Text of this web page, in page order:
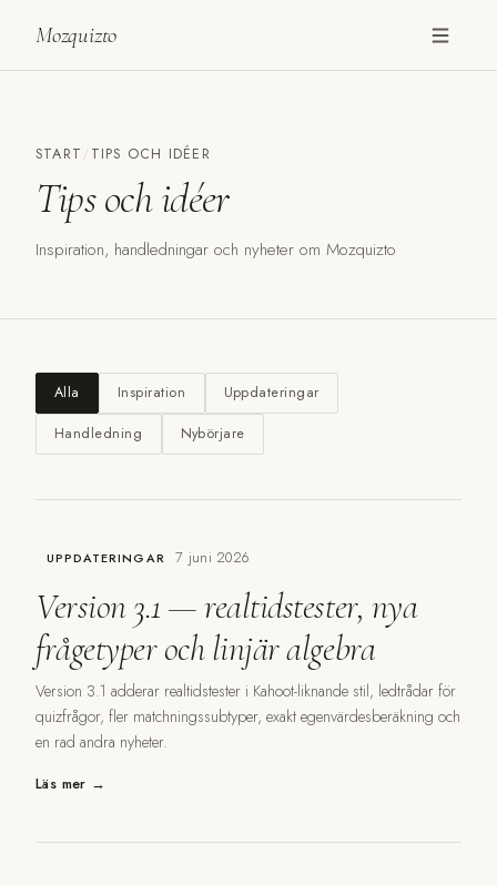
Mozquizto
START/TIPS OCH IDÉER
Tips och idéer
Inspiration, handledningar och nyheter om Mozquizto
Alla Inspiration Uppdateringar
Handledning Nybörjare
UPPDATERINGAR 7 juni 2026
Version 3.1 — realtidstester, nya
frågetyper och linjär algebra
Version 3.1 adderar realtidstester i Kahoot-liknande stil, ledtrådar för
quizfrågor, fler matchningssubtyper, exakt egenvärdesberäkning och
en rad andra nyheter.
Läs mer →